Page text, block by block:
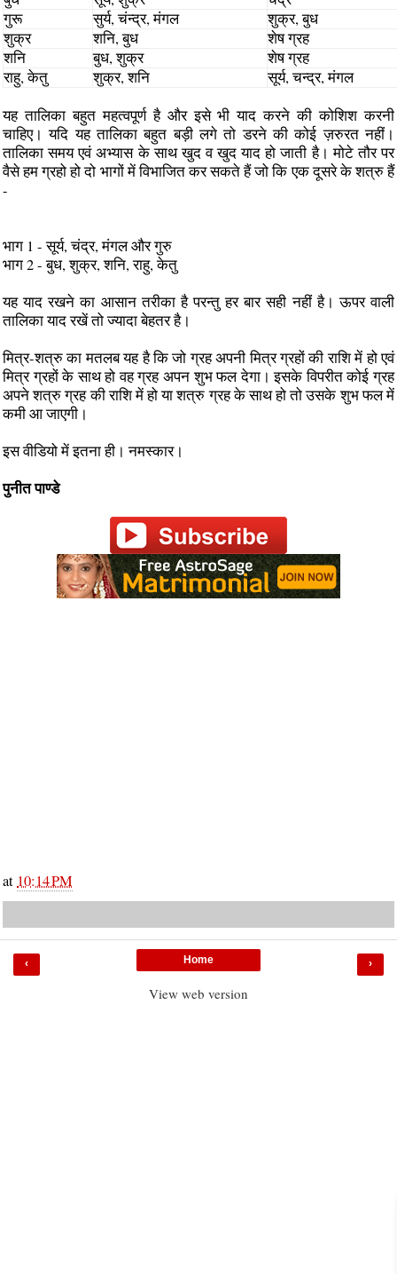
गुरू
सुर्य, चंन्‍द्र, मंगल
शुक्र, बुध
शुक्र
शनि, बुध
शेष ग्रह
शनि
बुध, शुक्र
शेष ग्रह
राहु, केतु
शुक्र, शनि
सूर्य, चन्‍द्र, मंगल
यह तालिका बहुत महत्‍वपूर्ण है और इसे भी याद करने की कोशिश करनी
चाहिए। यदि यह तालिका बहुत बड़ी लगे तो डरने की कोई ज़रुरत नहीं।
तालिका समय एवं अभ्‍यास के साथ खुद व खुद याद हो जाती है। मोटे तौर पर
वैसे हम ग्रहो हो दो भागों में विभाजित कर सकते हैं जो कि एक दूसरे के शत्रु हैं
-
भाग 1 - सूर्य, चंद्र, मंगल और गुरु
भाग 2 - बुध, शुक्र, शनि, राहु, केतु
यह याद रखने का आसान तरीका है परन्‍तु हर बार सही नहीं है। ऊपर वाली
तालिका याद रखें तो ज्‍यादा बेहतर है।
मित्र-शत्रु का मतलब यह है कि जो ग्रह अपनी मित्र ग्रहों की राशि में हो एवं
मित्र ग्रहों के साथ हो वह ग्रह अपन शुभ फल देगा। इसके विपरीत कोई ग्रह
अपने शत्रु ग्रह की राशि में हो या शत्रु ग्रह के साथ हो तो उसके शुभ फल में
कमी आ जाएगी।
इस वीडियो में इतना ही। नमस्‍कार।
पुनीत पाण्डे
at 10:14 PM
‹ ›
Home
View web version